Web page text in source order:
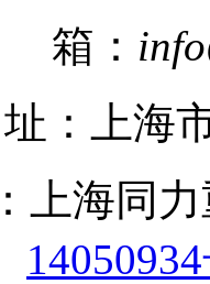
箱：
上海市
上海同